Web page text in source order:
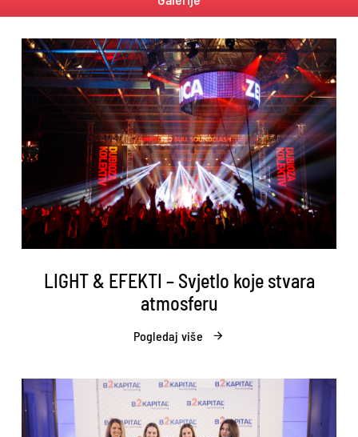
LIGHT & EFEKTI – Svjetlo koje stvara
atmosferu
Pogledaj više